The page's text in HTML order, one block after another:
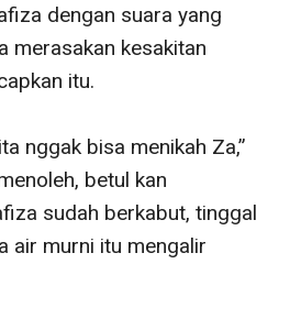
dengan suara yang
merasakan kesakitan
itu.
nggak bisa menikah Za,”
betul kan
sudah berkabut, tinggal
air murni itu mengalir